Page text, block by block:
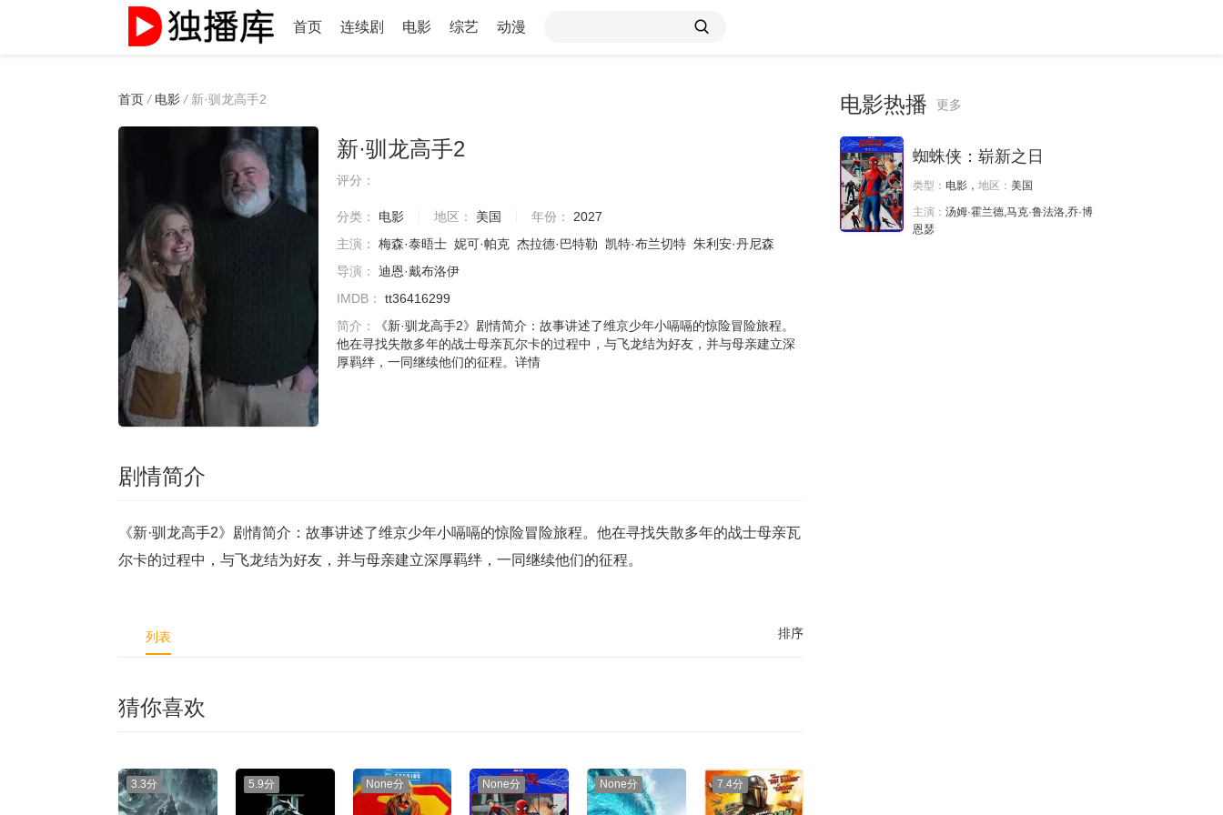
首页 连续剧 电影 综艺 动漫
首页 / 电影 / 新·驯龙高手2
新·驯龙高手2
评分：
分类： 电影 地区： 美国 年份：
2027
主演：
梅森·泰晤士 妮可·帕克 杰拉德·巴特勒 凯特·布兰切特 朱利安·丹尼森
导演：
迪恩·戴布洛伊
IMDB：
tt36416299
简介：
《新·驯龙高手2》剧情简介：故事讲述了维京少年小嗝嗝的惊险冒险旅程。
他在寻找失散多年的战士母亲瓦尔卡的过程中，与飞龙结为好友，并与母亲建立深
厚羁绊，一同继续他们的征程。 详情
剧情简介
《新·驯龙高手2》剧情简介：故事讲述了维京少年小嗝嗝的惊险冒险旅程。他在寻找失散多年的战士母亲瓦
尔卡的过程中，与飞龙结为好友，并与母亲建立深厚羁绊，一同继续他们的征程。
排序
列表
猜你喜欢
3.3分 5.9分 None分 None分 None分 7.4分
电影热播 更多
蜘蛛侠：崭新之日
类型： 电影， 地区： 美国
主演： 汤姆·霍兰德,马克·鲁法洛,乔·博
恩瑟